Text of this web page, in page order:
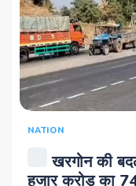
NATION
खरगोन की
हजार करोड़ का